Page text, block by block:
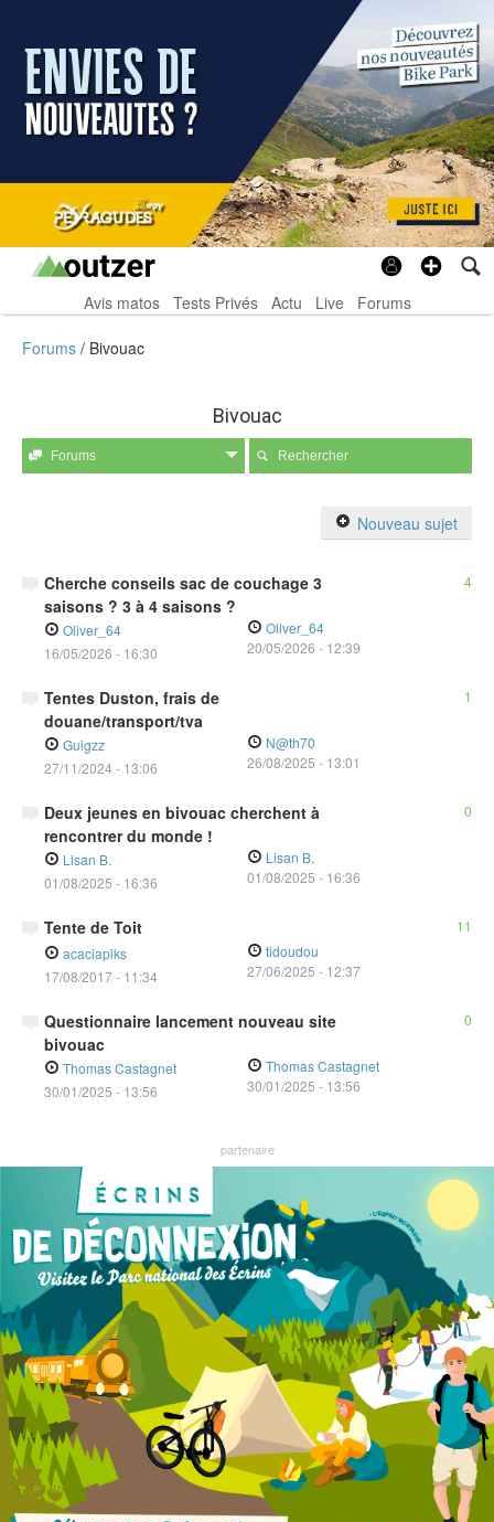
Avis matos Tests Privés Actu Live Forums
Forums Bivouac
Bivouac
Forums Rechercher
Nouveau sujet
Cherche conseils sac de couchage 3
saisons ? 3 à 4 saisons ?
4
Oliver_64
16/05/2026 - 16:30
Oliver_64
20/05/2026 -12:39
Tentes Duston, frais de
douane/transport/tva
1
Guigzz
27/11/2024 - 13:06
N@th70
26/08/2025 -13:01
Deux jeunes en bivouac cherchent à
rencontrer du monde !
0
Lisan B.
01/08/2025 - 16:36
Lisan B.
01/08/2025 -16:36
Tente de Toit
11
acaciapiks
17/08/2017 - 11:34
tidoudou
27/06/2025 -12:37
Questionnaire lancement nouveau site
bivouac
0
Thomas Castagnet
30/01/2025 - 13:56
Thomas Castagnet
30/01/2025 -13:56